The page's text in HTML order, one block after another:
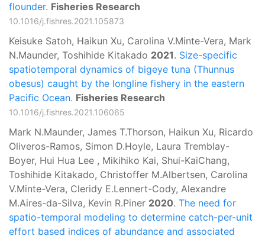
flounder. Fisheries Research
10.1016/j.fishres.2021.105873
Keisuke Satoh, Haikun Xu, Carolina V.Minte-Vera, Mark
N.Maunder, Toshihide Kitakado 2021. Size-specific
spatiotemporal dynamics of bigeye tuna (Thunnus
obesus) caught by the longline fishery in the eastern
Paciﬁc Ocean. Fisheries Research
10.1016/j.fishres.2021.106065
Mark N.Maunder, James T.Thorson, Haikun Xu, Ricardo
Oliveros-Ramos, Simon D.Hoyle, Laura Tremblay-
Boyer, Hui Hua Lee , Mikihiko Kai, Shui-KaiChang,
Toshihide Kitakado, Christoffer M.Albertsen, Carolina
V.Minte-Vera, Cleridy E.Lennert-Cody, Alexandre
M.Aires-da-Silva, Kevin R.Piner 2020. The need for
spatio-temporal modeling to determine catch-per-unit
effort based indices of abundance and associated